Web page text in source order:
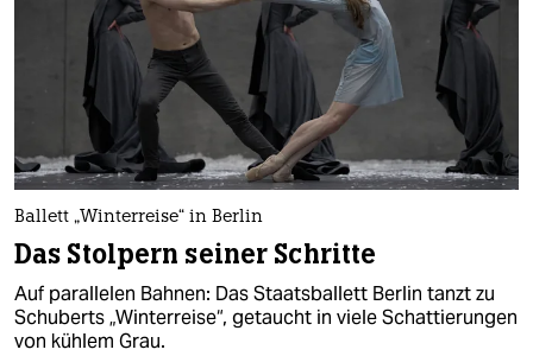
Ballett „Winterreise“ in Berlin
Das Stolpern seiner Schritte
Auf parallelen Bahnen: Das Staatsballett Berlin tanzt zu
Schuberts „Winterreise“, getaucht in viele Schattierungen
von kühlem Grau.